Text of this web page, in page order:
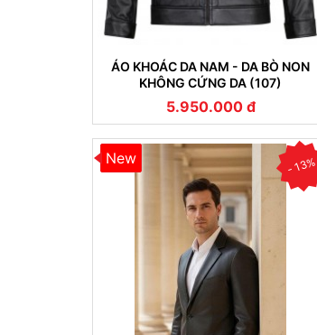
ÁO KHOÁC DA NAM - DA BÒ NON
KHÔNG CỨNG DA (107)
5.950.000 đ
New - 13%